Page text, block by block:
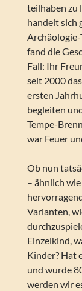
teilhaben zu
handelt sich
fand die
Fall: Ihr
seit 2000
ersten
begleiten
Tempe-
war Feuer
Ob nun
– ähnlich
Varianten,
Einzelkind,
Kinder? Hat
und wurde
werden wir